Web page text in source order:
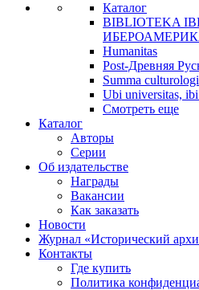
Каталог
BIBLIOTEKA
Humanitas
Post-Древняя
Summa
Ubi universitas,
Смотреть еще
Каталог
Авторы
Серии
Об издательстве
Награды
Вакансии
Как заказать
Новости
Журнал «Исторический
Контакты
Где купить
Политика